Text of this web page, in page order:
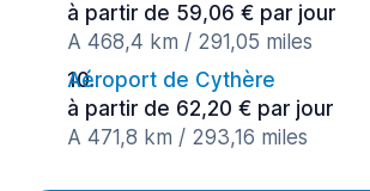
à partir de 59,06 € par jour
A 468,4 km / 291,05 miles
Aéroport de Cythère
à partir de 62,20 € par jour
A 471,8 km / 293,16 miles